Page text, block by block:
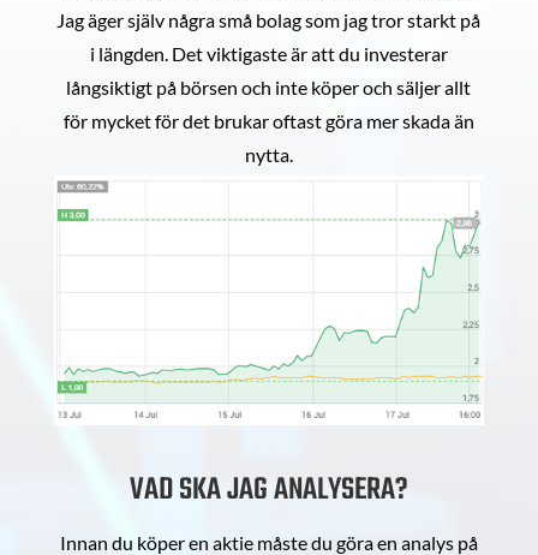
Jag äger själv några små bolag som jag tror starkt på
i längden. Det viktigaste är att du investerar
långsiktigt på börsen och inte köper och säljer allt
för mycket för det brukar oftast göra mer skada än
nytta.
VAD SKA JAG ANALYSERA?
Innan du köper en aktie måste du göra en analys på